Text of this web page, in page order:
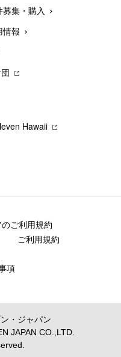
募集・購入
情報
Hawaii
ご利用規約
ご利用規約
項
ン・ジャパン
JAPAN CO.,LTD.